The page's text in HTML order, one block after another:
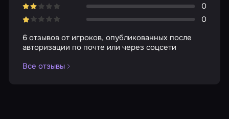
0
0
6 отзывов от игроков, опубликованных после
авторизации по почте или через соцсети
Все отзывы